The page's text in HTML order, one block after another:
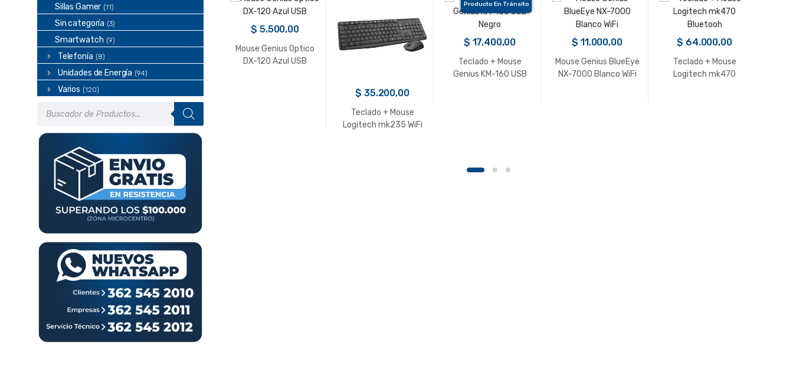
$ 5.500,00
Mouse Genius Optico
DX-120 Azul USB
$ 35.200,00
Teclado + Mouse
Logitech mk235 WiFi
Producto En Tránsito
$ 17.400,00
Teclado + Mouse
Genius KM-160 USB
$ 11.000,00
Mouse Genius BlueEye
NX-7000 Blanco WiFi
$ 64.000,00
Teclado + Mouse
Logitech mk470
Sillas Gamer (11)
Sin categoría (3)
Smartwatch (9)
Telefonía (8)
Unidades de Energía (94)
Varios (120)
de